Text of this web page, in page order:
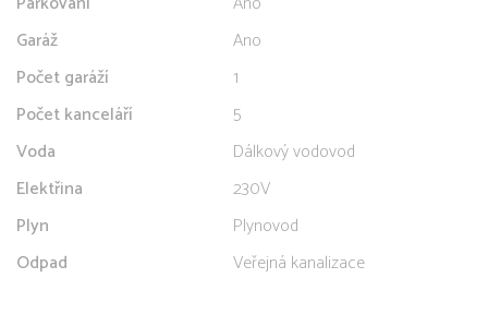
Garáž
Ano
Počet garáží
1
Počet kanceláří
5
Voda
Dálkový vodovod
Elektřina
230V
Plyn
Plynovod
Odpad
Veřejná kanalizace